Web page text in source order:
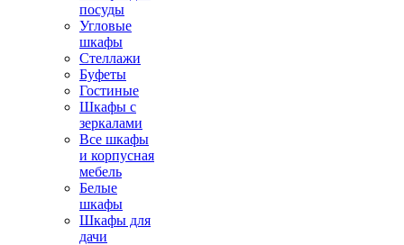
посуды
Угловые
шкафы
Стеллажи
Буфеты
Гостиные
Шкафы с
зеркалами
Все шкафы
и корпусная
мебель
Белые
шкафы
Шкафы для
дачи